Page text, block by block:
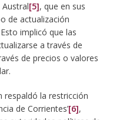
[5], que en sus
de actualización
implicó que las
a través de
de precios o valores
respaldó la restricción
de Corrientes’[6],